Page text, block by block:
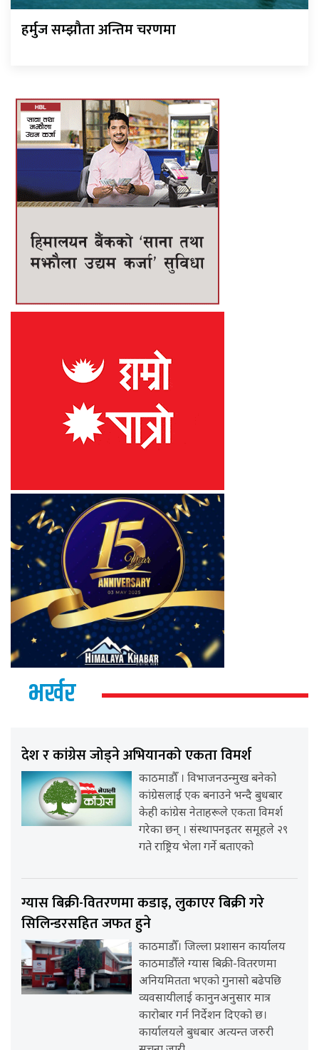
हर्मुज सम्झौता अन्तिम चरणमा
भर्खर
देश र कांग्रेस जोड्ने अभियानको एकता विमर्श
काठमाडौँ । विभाजनउन्मुख बनेको
कांग्रेसलाई एक बनाउने भन्दै बुधबार
केही कांग्रेस नेताहरूले एकता विमर्श
गरेका छन् । संस्थापनइतर समूहले २९
गते राष्ट्रिय भेला गर्ने बताएको
ग्यास बिक्री-वितरणमा कडाइ, लुकाएर बिक्री गरे
सिलिन्डरसहित जफत हुने
काठमाडौँ। जिल्ला प्रशासन कार्यालय
काठमाडौँले ग्यास बिक्री-वितरणमा
अनियमितता भएको गुनासो बढेपछि
व्यवसायीलाई कानुनअनुसार मात्र
कारोबार गर्न निर्देशन दिएको छ।
कार्यालयले बुधबार अत्यन्त जरुरी